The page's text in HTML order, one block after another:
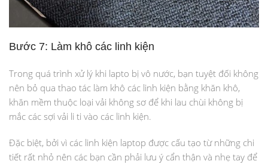
Bước 7: Làm khô các linh kiện
Trong quá trình xử lý khi lapto bị vô nước, bạn tuyệt đối không
nên bỏ qua thao tác làm khô các linh kiện bằng khăn khô,
khăn mềm thuộc loại vải không sơ để khi lau chùi không bị
mắc các sợi vải li ti vào các linh kiện.
Đặc biệt, bởi vì các linh kiện laptop được cấu tạo từ những chi
tiết rất nhỏ nên các bạn cần phải lưu ý cẩn thận và nhẹ tay để